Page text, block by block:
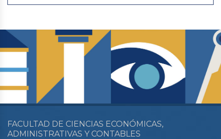
FACULTAD DE CIENCIAS ECONÓMICAS,
ADMINISTRATIVAS Y CONTABLES